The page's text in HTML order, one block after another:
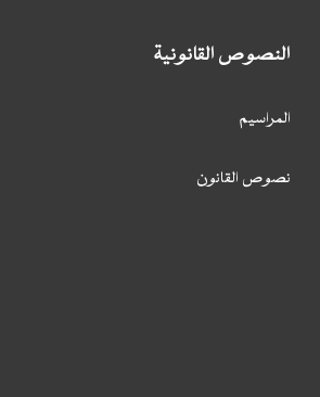
النصوص القانونية
المراسيم
نصوص القانون